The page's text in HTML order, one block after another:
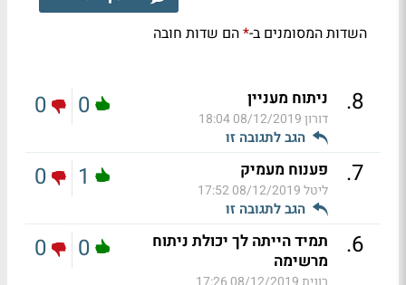
השדות המסומנים ב-*הם שדות חובה
8
. ניתוח מעניין
דורון08/12/2019 18:04
הגב לתגובה זו
0
0
7
. פענוח מעמיק
ליטל08/12/2019 17:52
הגב לתגובה זו
1
0
6
.
תמיד הייתה לך יכולת ניתוח
מרשימה
0
0